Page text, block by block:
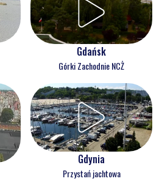
Gdańsk
Górki Zachodnie NCŻ
Gdynia
Przystań jachtowa